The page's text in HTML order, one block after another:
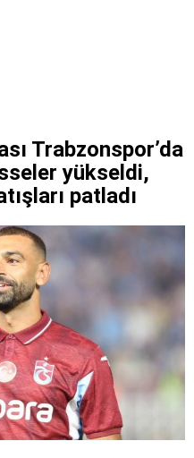
Trabzonspor’da
yükseldi,
patladı